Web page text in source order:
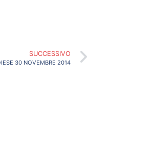
SUCCESSIVO
30 NOVEMBRE 2014